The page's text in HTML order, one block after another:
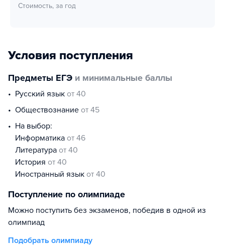
Стоимость, за год
Условия поступления
Предметы ЕГЭ и минимальные баллы
русский язык от 40
обществознание от 45
На выбор:
информатика от 46
литература от 40
история от 40
иностранный язык от 40
Поступление по олимпиаде
Можно поступить без экзаменов, победив в одной из
олимпиад
Подобрать олимпиаду